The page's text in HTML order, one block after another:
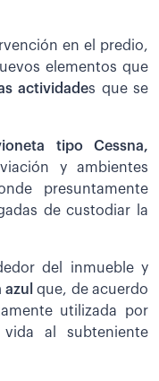
en el predio,
elementos que
actividades que se
tipo Cessna,
y ambientes
presuntamente
de custodiar la
del inmueble y
azulque, de acuerdo
utilizada por
al subteniente